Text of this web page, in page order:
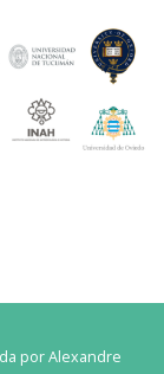
por Alexandre